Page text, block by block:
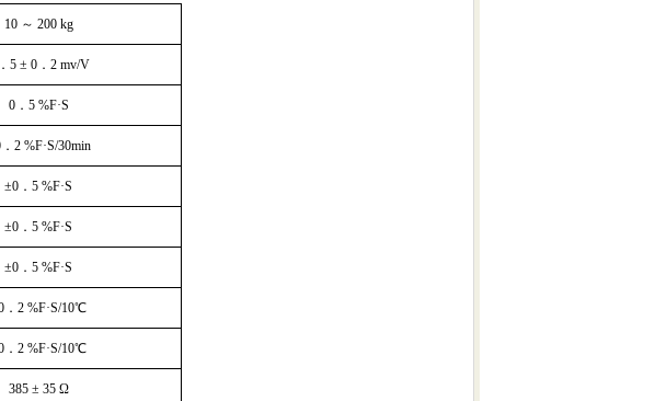
10 ～ 200 kg
．5 ± 0．2 mv/V
0．5 %F·S
2 %F·S/30min
±0．5 %F·S
±0．5 %F·S
±0．5 %F·S
．2 %F·S/10℃
．2 %F·S/10℃
385 ± 35 Ω